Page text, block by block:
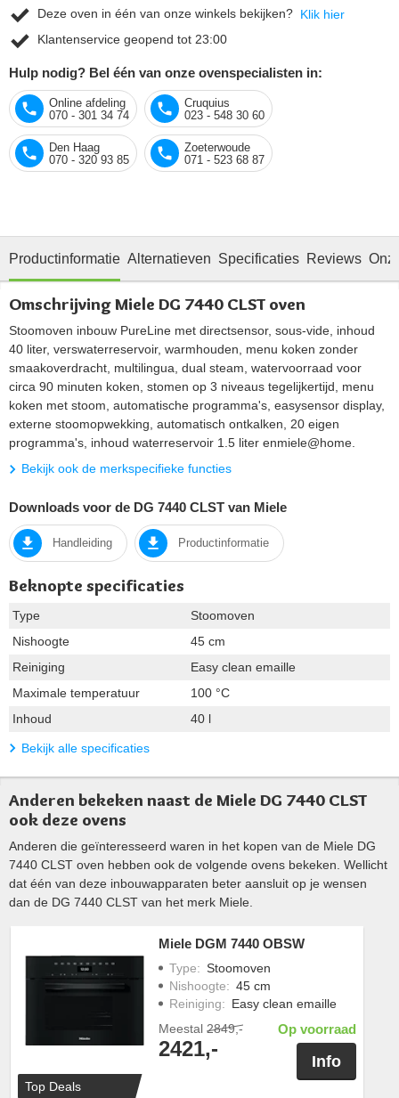
Deze oven in één van onze winkels bekijken? Klik hier
Klantenservice geopend tot 23:00
Hulp nodig? Bel één van onze ovenspecialisten in:
Online afdeling
070 - 301 34 74
Cruquius
023 - 548 30 60
Den Haag
070 - 320 93 85
Zoeterwoude
071 - 523 68 87
Productinformatie Alternatieven Specificaties Reviews
Omschrijving Miele DG 7440 CLST oven
Stoomoven inbouw PureLine met directsensor, sous-vide, inhoud
40 liter, verswaterreservoir, warmhouden, menu koken zonder
smaakoverdracht, multilingua, dual steam, watervoorraad voor
circa 90 minuten koken, stomen op 3 niveaus tegelijkertijd, menu
koken met stoom, automatische programma's, easysensor display,
externe stoomopwekking, automatisch ontkalken, 20 eigen
programma's, inhoud waterreservoir 1.5 liter enmiele@home.
Bekijk ook de merkspecifieke functies
Downloads voor de DG 7440 CLST van Miele
Handleiding Productinformatie
Beknopte specificaties
Type
Stoomoven
Nishoogte
45 cm
Reiniging
Easy clean emaille
Maximale temperatuur
100 °C
Inhoud
40 l
Bekijk alle specificaties
Anderen bekeken naast de Miele DG 7440 CLST
ook deze ovens
Anderen die geïnteresseerd waren in het kopen van de Miele DG
7440 CLST oven hebben ook de volgende ovens bekeken. Wellicht
dat één van deze inbouwapparaten beter aansluit op je wensen
dan de DG 7440 CLST van het merk Miele.
Top Deals
Miele DGM 7440 OBSW
Type: Stoomoven
Nishoogte: 45 cm
Reiniging: Easy clean emaille
Meestal 2849,-
2421,-
Op voorraad
Info